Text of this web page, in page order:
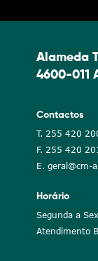
Alameda
4600-011
Contactos
T. 255 420
F. 255 420
E. geral@cm-
Horário
Segunda a
Atendimento